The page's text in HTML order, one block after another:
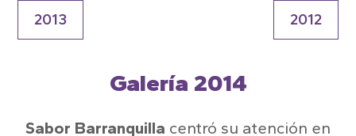
2013 2012
Galería 2014
Sabor Barranquilla centró su atención en